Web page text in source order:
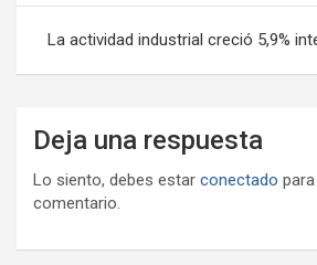
La actividad industrial creció 5,9%
Deja una respuesta
Lo siento, debes estar conectado
comentario.